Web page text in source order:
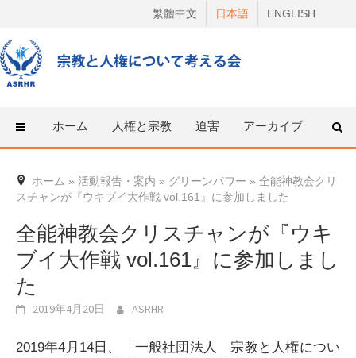
content
繁體中文 日本語 ENGLISH
ホーム 人権と宗教 迫害 アーカイブ 人権
ホーム » 活動報告・案内 » グリーンパワー » 全能神教会クリ
スチャンが『ウキブイ大作戦 vol.161』に参加しました
全能神教会クリスチャンが『ウキ
ブイ大作戦 vol.161』に参加しまし
た
2019年4月20日 ASRHR
2019年4月14日、「一般社団法人 宗教と人権につい